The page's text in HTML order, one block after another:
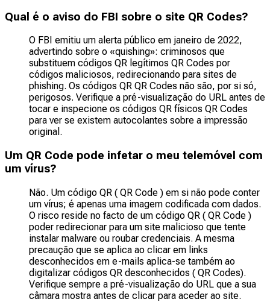
Qual é o aviso do FBI sobre o site QR Codes?
O FBI emitiu um alerta público em janeiro de 2022,
advertindo sobre o «quishing»: criminosos que
substituem códigos QR legítimos QR Codes por
códigos maliciosos, redirecionando para sites de
phishing. Os códigos QR QR Codes não são, por si só,
perigosos. Verifique a pré-visualização do URL antes de
tocar e inspecione os códigos QR físicos QR Codes
para ver se existem autocolantes sobre a impressão
original.
Um QR Code pode infetar o meu telemóvel com
um vírus?
Não. Um código QR ( QR Code ) em si não pode conter
um vírus; é apenas uma imagem codificada com dados.
O risco reside no facto de um código QR ( QR Code )
poder redirecionar para um site malicioso que tente
instalar malware ou roubar credenciais. A mesma
precaução que se aplica ao clicar em links
desconhecidos em e-mails aplica-se também ao
digitalizar códigos QR desconhecidos ( QR Codes).
Verifique sempre a pré-visualização do URL que a sua
câmara mostra antes de clicar para aceder ao site.